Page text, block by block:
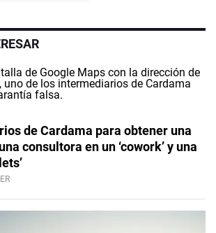
de Cardama para obtener una
consultora en un ‘cowork’ y una